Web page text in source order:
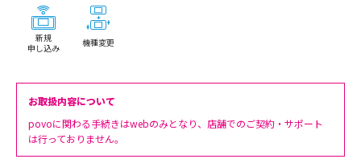
新規
申し込み
機種変更
お取扱内容について
povoに関わる手続きはwebのみとなり、店舗でのご契約・サポート
は行っておりません。